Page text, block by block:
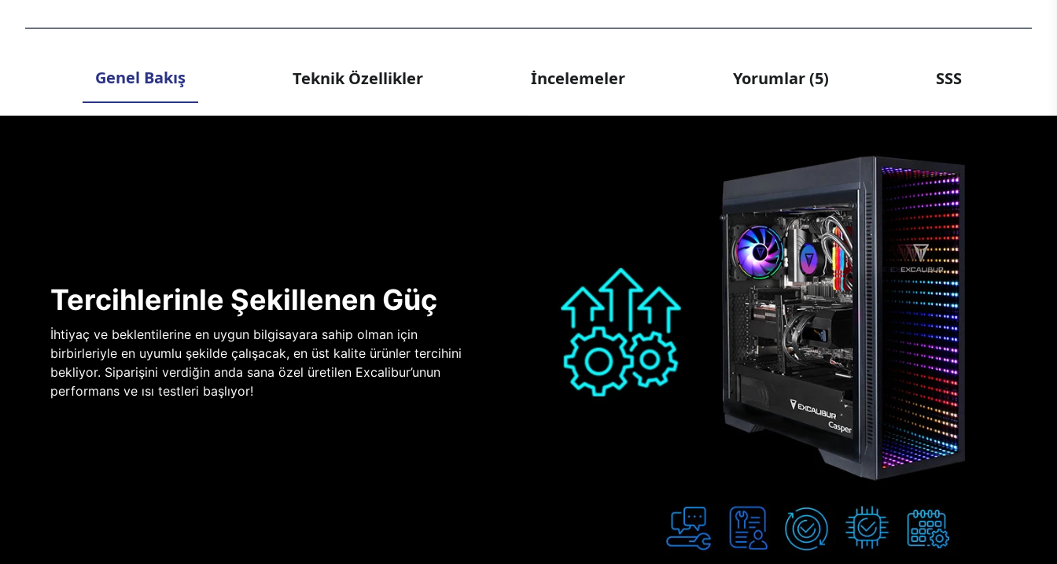
Genel Bakış Teknik Özellikler İncelemeler Yorumlar (5) SSS
Tercihlerinle Şekillenen Güç
İhtiyaç ve beklentilerine en uygun bilgisayara sahip olman için
birbirleriyle en uyumlu şekilde çalışacak, en üst kalite ürünler tercihini
bekliyor. Siparişini verdiğin anda sana özel üretilen Excalibur’unun
performans ve ısı testleri başlıyor!